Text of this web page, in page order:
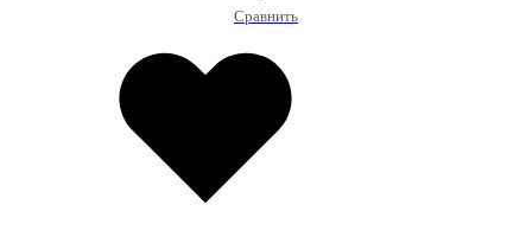
Сравнить